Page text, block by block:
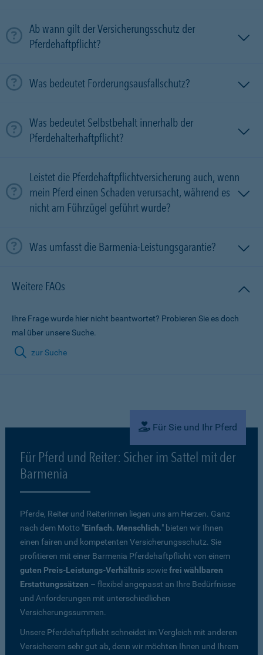
Ab wann gilt der Versicherungsschutz der
Pferdehaftpflicht?
Was bedeutet Forderungsausfallschutz?
Was bedeutet Selbstbehalt innerhalb der
Pferdehalterhaftpflicht?
Leistet die Pferdehaftpflichtversicherung auch, wenn
mein Pferd einen Schaden verursacht, während es
nicht am Führzügel geführt wurde?
Was umfasst die Barmenia-Leistungsgarantie?
Weitere FAQs
Ihre Frage wurde hier nicht beantwortet? Probieren Sie es doch
mal über unsere Suche.
zur Suche
Für Sie und Ihr Pferd
Für Pferd und Reiter: Sicher im Sattel mit der
Barmenia
Pferde, Reiter und Reiterinnen liegen uns am Herzen. Ganz
nach dem Motto "Einfach. Menschlich." bieten wir Ihnen
einen fairen und kompetenten Versicherungsschutz. Sie
profitieren mit einer Barmenia Pferdehaftpflicht von einem
guten Preis-Leistungs-Verhältnis sowiefrei wählbaren
Erstattungssätzen – flexibel angepasst an Ihre Bedürfnisse
und Anforderungen mit unterschiedlichen
Versicherungssummen.
Unsere Pferdehaftpflicht schneidet im Vergleich mit anderen
Versicherern sehr gut ab, denn wir möchten Ihnen und Ihrem